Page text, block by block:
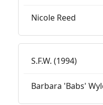
Nicole Reed
S.F.W. (1994)
Barbara 'Babs'